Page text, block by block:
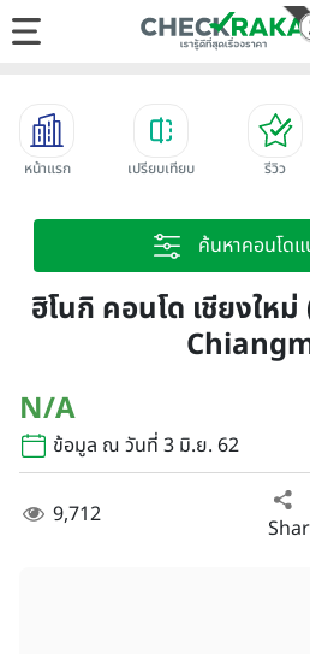
หน้าแรก เปรียบเทียบ รีวิว
ค้นหาคอนโดแ
ฮิโนกิ คอนโด เชียงให
N/A
ข้อมูล ณ วันที่ 3 มิ.ย. 62
9,712